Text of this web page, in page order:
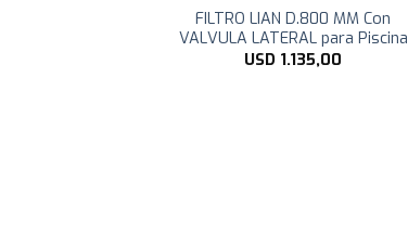
FILTRO LIAN D.800 MM Con
VALVULA LATERAL para Piscina
USD 1.135,00